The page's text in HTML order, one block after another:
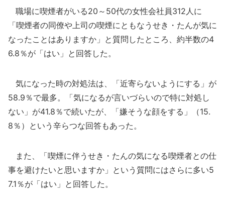
職場に喫煙者がいる20～50代の女性会社員312人に
「喫煙者の同僚や上司の喫煙にともなうせき・たんが気に
なったことはありますか」と質問したところ、約半数の4
6.8％が「はい」と回答した。
気になった時の対処法は、「近寄らないようにする」が
58.9％で最多。「気になるが言いづらいので特に対処し
ない」が41.8％で続いたが、「嫌そうな顔をする」（15.
8％）という辛らつな回答もあった。
また、「喫煙に伴うせき・たんの気になる喫煙者との仕
事を避けたいと思いますか」という質問にはさらに多い5
7.1％が「はい」と回答した。